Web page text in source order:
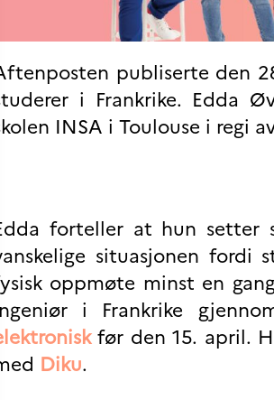
Pedagogiske ressurser
utdanning og
Studere i Norge
Doktorgrader og
postdoktorstillinger i
Frankrike
Studiestipender
French+Sciences
French+Gastronomy and
French+Hospitality
Testimonials
Studenthistorier
publiserte den
i Frankrike. Edda
INSA i Toulouse i regi
forteller at hun setter
situasjonen
oppmøte minst en
i Frankrike
før den 15. april.
Diku.